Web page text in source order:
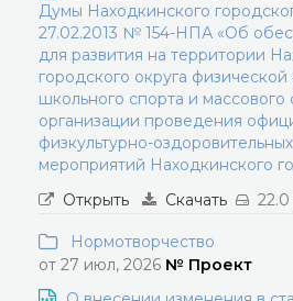
Думы Находкинского
27.02.2013 № 154-НПА «Об
для развития на территории
городского округа физической
школьного спорта и массового
организации проведения
физкультурно-
мероприятий Находкинского
Открыть
Скачать
Нормотворчество
от 27 июл, 2026 № Проект